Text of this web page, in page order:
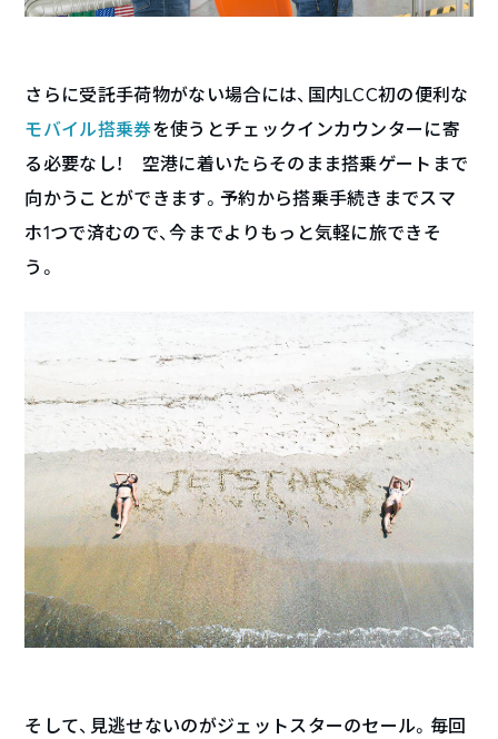
さらに受託手荷物がない場合には、国内LCC初の便利な
モバイル搭乗券を使うとチェックインカウンターに寄
る必要なし！ 空港に着いたらそのまま搭乗ゲートまで
向かうことができます。予約から搭乗手続きまでスマ
ホ1つで済むので、今までよりもっと気軽に旅できそ
う。
そして、見逃せないのがジェットスターのセール。毎回